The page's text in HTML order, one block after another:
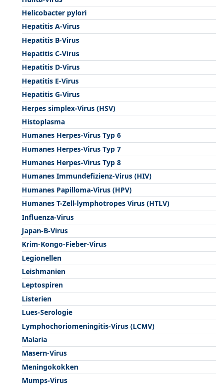
Helicobacter pylori
Hepatitis A-Virus
Hepatitis B-Virus
Hepatitis C-Virus
Hepatitis D-Virus
Hepatitis E-Virus
Hepatitis G-Virus
Herpes simplex-Virus (HSV)
Histoplasma
Humanes Herpes-Virus Typ 6
Humanes Herpes-Virus Typ 7
Humanes Herpes-Virus Typ 8
Humanes Immundefizienz-Virus (HIV)
Humanes Papilloma-Virus (HPV)
Humanes T-Zell-lymphotropes Virus (HTLV)
Influenza-Virus
Japan-B-Virus
Krim-Kongo-Fieber-Virus
Legionellen
Leishmanien
Leptospiren
Listerien
Lues-Serologie
Lymphochoriomeningitis-Virus (LCMV)
Malaria
Masern-Virus
Meningokokken
Mumps-Virus